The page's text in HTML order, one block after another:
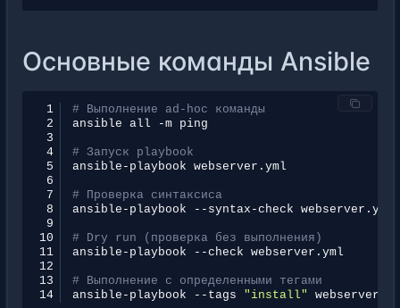
Основные команды Ansible
1
# Выполнение ad-hoc команды
2
ansible all -m
3
4
# Запуск playbook
5
ansible-playbook
6
7
# Проверка синтаксиса
8
ansible-playbook --syntax-check
9
10
# Dry run (проверка без выполнения)
11
ansible-playbook --check
12
13
# Выполнение с определенными тегами
14
ansible-playbook --tags "install"